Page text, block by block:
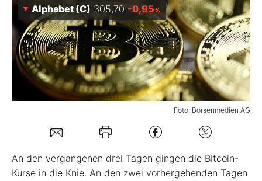
BO-Musterdepots
Experten
Mein B:O
Foto: Börsenmedien AG
Alphabet (C) 305,70 -0,95%
An den vergangenen drei Tagen gingen die Bitcoin-
Kurse in die Knie. An den zwei vorhergehenden Tagen